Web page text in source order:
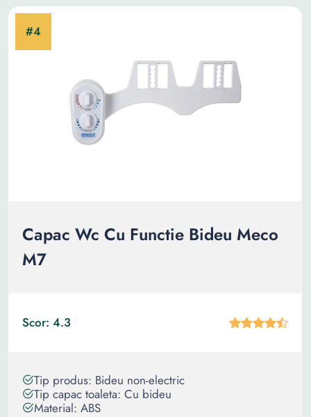
Capac Wc Cu Functie Bideu Meco
M7
Scor: 4.3
Tip produs: Bideu non-electric
Tip capac toaleta: Cu bideu
Material: ABS